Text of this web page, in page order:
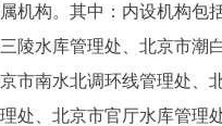
机构。其中：内设机构
陵水库管理处、北京市潮
市南水北调环线管理处、
处、北京市官厅水库管理